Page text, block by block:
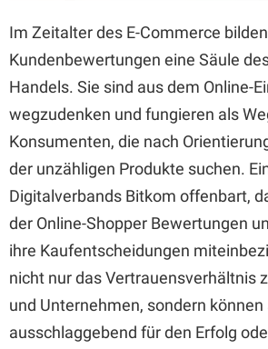
Im Zeitalter des E-Commerce bilden
Kundenbewertungen eine Säule
Handels. Sie sind aus dem Online-
wegzudenken und fungieren als
Konsumenten, die nach
der unzähligen Produkte suchen.
Digitalverbands Bitkom offenbart,
der Online-Shopper Bewertungen
ihre Kaufentscheidungen
nicht nur das Vertrauensverhältnis
und Unternehmen, sondern können
ausschlaggebend für den Erfolg